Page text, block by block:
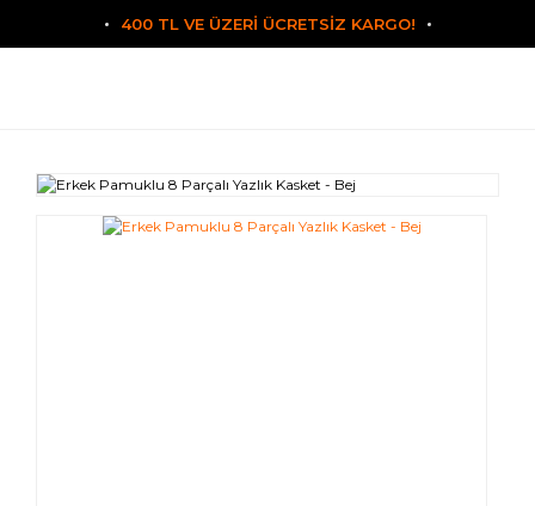
400 TL VE ÜZERİ ÜCRETSİZ KARGO!